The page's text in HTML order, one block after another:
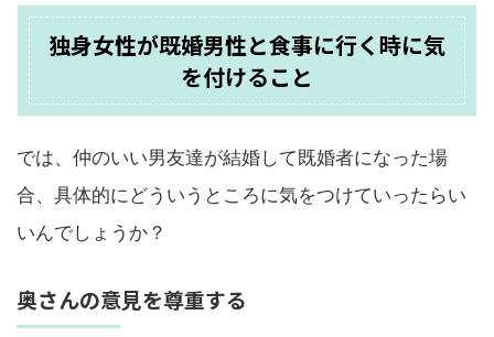
独身女性が既婚男性と食事に行く時に気
を付けること
では、仲のいい男友達が結婚して既婚者になった場
合、具体的にどういうところに気をつけていったらい
いんでしょうか？
奥さんの意見を尊重する